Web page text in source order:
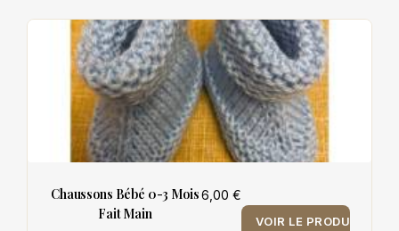
Chaussons Bébé 0-3 Mois
Fait Main
6,00 €
VOIR LE PRODUIT